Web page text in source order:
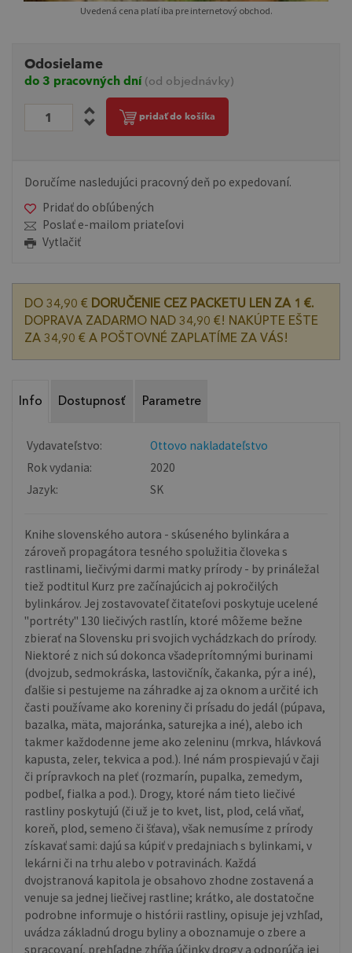
Uvedená cena platí iba pre internetový obchod.
Odosielame
do 3 pracovných dní (od objednávky)
pridať do košíka
Doručíme nasledujúci pracovný deň po expedovaní.
Pridať do obľúbených
Poslať e-mailom priateľovi
Vytlačiť
DO 34,90 € DORUČENIE CEZ PACKETU LEN ZA 1 €.
DOPRAVA ZADARMO NAD 34,90 €! NAKÚPTE EŠTE
ZA 34,90 € A POŠTOVNÉ ZAPLATÍME ZA VÁS!
Info Dostupnosť Parametre
Vydavateľstvo:
Ottovo nakladateľstvo
Rok vydania:
2020
Jazyk:
SK
Knihe slovenského autora - skúseného bylinkára a
zároveň propagátora tesného spolužitia človeka s
rastlinami, liečivými darmi matky prírody - by prináležal
tiež podtitul Kurz pre začínajúcich aj pokročilých
bylinkárov. Jej zostavovateľ čitateľovi poskytuje ucelené
"portréty" 130 liečivých rastlín, ktoré môžeme bežne
zbierať na Slovensku pri svojich vychádzkach do prírody.
Niektoré z nich sú dokonca všadeprítomnými burinami
(dvojzub, sedmokráska, lastovičník, čakanka, pýr a iné),
ďalšie si pestujeme na záhradke aj za oknom a určité ich
časti používame ako koreniny či prísadu do jedál (púpava,
bazalka, mäta, majoránka, saturejka a iné), alebo ich
takmer každodenne jeme ako zeleninu (mrkva, hlávková
kapusta, zeler, tekvica a pod.). Iné nám prospievajú v čaji
či prípravkoch na pleť (rozmarín, pupalka, zemedym,
podbeľ, fialka a pod.). Drogy, ktoré nám tieto liečivé
rastliny poskytujú (či už je to kvet, list, plod, celá vňať,
koreň, plod, semeno či šťava), však nemusíme z prírody
získavať sami: dajú sa kúpiť v predajniach s bylinkami, v
lekárni či na trhu alebo v potravinách. Každá
dvojstranová kapitola je obsahovo zhodne zostavená a
venuje sa jednej liečivej rastline; krátko, ale dostatočne
podrobne informuje o histórii rastliny, opisuje jej vzhľad,
uvádza základnú drogu byliny a oboznamuje o zbere a
spracovaní, prehľadne zhŕňa účinky drogy a odporúča jej